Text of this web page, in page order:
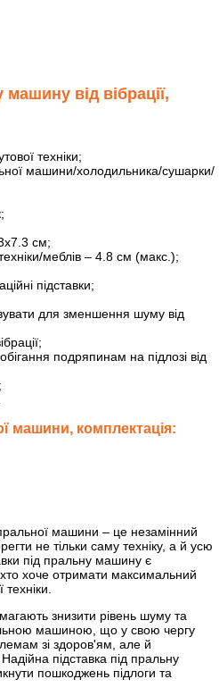
від вібрації,
техніки;
машини/холодильника/сушарки/
см;
меблів – 4.8 см (макс.);
підставки;
для зменшення шуму від
подряпинам на підлозі від
машини, комплектація:
машини – це незамінний
не тільки саму техніку, а й усю
під пральну машину є
хоче отримати максимальний
техніки.
знизити рівень шуму та
машиною, що у свою чергу
зі здоров'ям, але й
підставка під пральну
пошкоджень підлоги та